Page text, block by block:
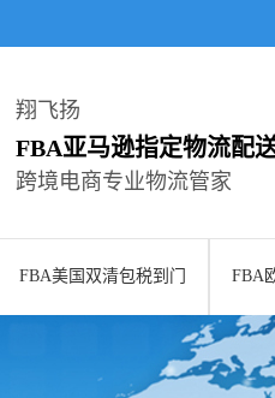
翔飞扬
FBA亚马逊指定物流配
跨境电商专业物流管家
FBA美国双清包税到门 FBA